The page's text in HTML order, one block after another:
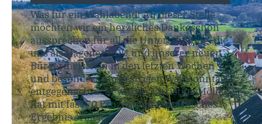
Was für ein Wahlabend! An dieser Stelle
möchten wir ein herzliches Dankeschön
aussprechen für all die Unterstützung, die
uns als Hagener CDU und unserer neuen
Bürgermeisterin in den letzten Wochen
und besonders am gestrigen Wahlsonntag
entgegengebracht wurde. Christine Möller
hat mit fast 70 Prozent ein fantastisches
Ergebnis erzielt.